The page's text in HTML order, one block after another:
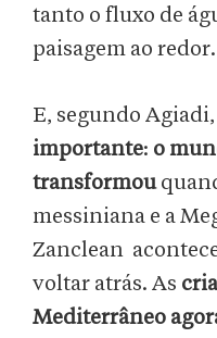
tanto o fluxo de
paisagem ao redor.
E, segundo
importante: o
transformou
messiniana e a
Zanclean
voltar atrás. As
Mediterrâneo